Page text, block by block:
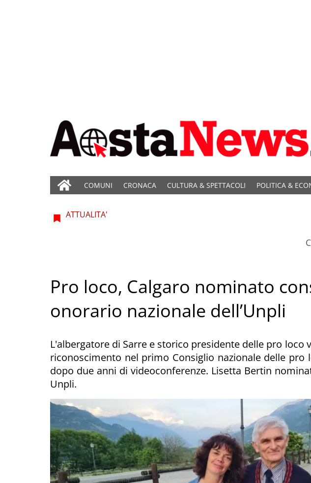
COMUNI CRONACA CULTURA & SPETTACOLI POLITICA &
ATTUALITA'
Pro loco, Calgaro nominato
onorario nazionale dell’Unpli
L'albergatore di Sarre e storico presidente delle pro loco
riconoscimento nel primo Consiglio nazionale delle pro
dopo due anni di videoconferenze. Lisetta Bertin
Unpli.